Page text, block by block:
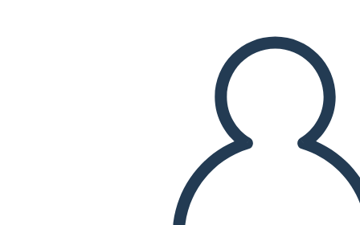
REDAȚI PREZENTAREA DE DIAPOZITIVE
CITESTE-MI